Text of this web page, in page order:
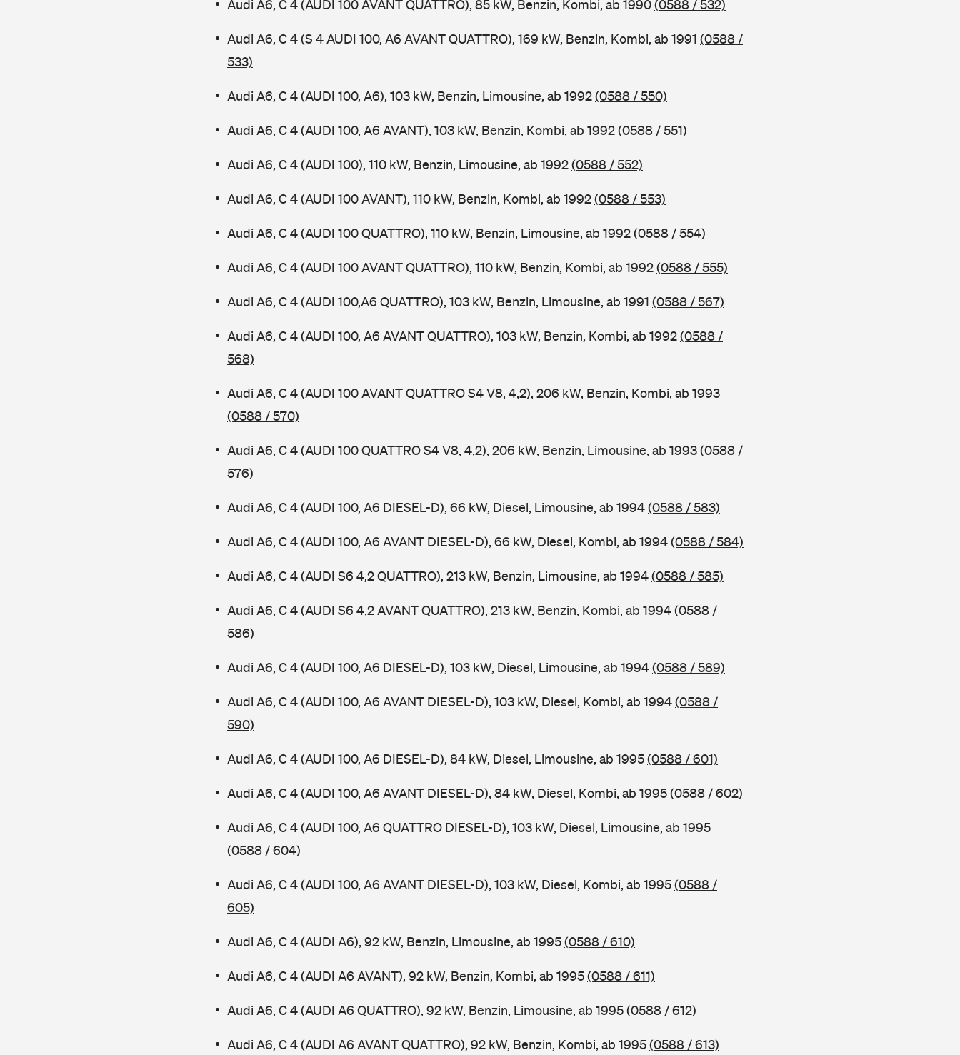
Audi A6, C 4 (AUDI 100 AVANT QUATTRO), 85 kW, Benzin, Kombi, ab 1990(0588 / 532)
Audi A6, C 4 (S 4 AUDI 100, A6 AVANT QUATTRO), 169 kW, Benzin, Kombi, ab 1991 (0588 /
533)
Audi A6, C 4 (AUDI 100, A6), 103 kW, Benzin, Limousine, ab 1992(0588 / 550)
Audi A6, C 4 (AUDI 100, A6 AVANT), 103 kW, Benzin, Kombi, ab 1992(0588 / 551)
Audi A6, C 4 (AUDI 100), 110 kW, Benzin, Limousine, ab 1992(0588 / 552)
Audi A6, C 4 (AUDI 100 AVANT), 110 kW, Benzin, Kombi, ab 1992(0588 / 553)
Audi A6, C 4 (AUDI 100 QUATTRO), 110 kW, Benzin, Limousine, ab 1992(0588 / 554)
Audi A6, C 4 (AUDI 100 AVANT QUATTRO), 110 kW, Benzin, Kombi, ab 1992(0588 / 555)
Audi A6, C 4 (AUDI 100,A6 QUATTRO), 103 kW, Benzin, Limousine, ab 1991 (0588 / 567)
Audi A6, C 4 (AUDI 100, A6 AVANT QUATTRO), 103 kW, Benzin, Kombi, ab 1992(0588 /
568)
Audi A6, C 4 (AUDI 100 AVANT QUATTRO S4 V8, 4,2), 206 kW, Benzin, Kombi, ab 1993
(0588 / 570)
Audi A6, C 4 (AUDI 100 QUATTRO S4 V8, 4,2), 206 kW, Benzin, Limousine, ab 1993(0588 /
576)
Audi A6, C 4 (AUDI 100, A6 DIESEL-D), 66 kW, Diesel, Limousine, ab 1994(0588 / 583)
Audi A6, C 4 (AUDI 100, A6 AVANT DIESEL-D), 66 kW, Diesel, Kombi, ab 1994(0588 / 584)
Audi A6, C 4 (AUDI S6 4,2 QUATTRO), 213 kW, Benzin, Limousine, ab 1994(0588 / 585)
Audi A6, C 4 (AUDI S6 4,2 AVANT QUATTRO), 213 kW, Benzin, Kombi, ab 1994(0588 /
586)
Audi A6, C 4 (AUDI 100, A6 DIESEL-D), 103 kW, Diesel, Limousine, ab 1994(0588 / 589)
Audi A6, C 4 (AUDI 100, A6 AVANT DIESEL-D), 103 kW, Diesel, Kombi, ab 1994(0588 /
590)
Audi A6, C 4 (AUDI 100, A6 DIESEL-D), 84 kW, Diesel, Limousine, ab 1995(0588 / 601)
Audi A6, C 4 (AUDI 100, A6 AVANT DIESEL-D), 84 kW, Diesel, Kombi, ab 1995(0588 / 602)
Audi A6, C 4 (AUDI 100, A6 QUATTRO DIESEL-D), 103 kW, Diesel, Limousine, ab 1995
(0588 / 604)
Audi A6, C 4 (AUDI 100, A6 AVANT DIESEL-D), 103 kW, Diesel, Kombi, ab 1995(0588 /
605)
Audi A6, C 4 (AUDI A6), 92 kW, Benzin, Limousine, ab 1995(0588 / 610)
Audi A6, C 4 (AUDI A6 AVANT), 92 kW, Benzin, Kombi, ab 1995(0588 / 611)
Audi A6, C 4 (AUDI A6 QUATTRO), 92 kW, Benzin, Limousine, ab 1995(0588 / 612)
Audi A6, C 4 (AUDI A6 AVANT QUATTRO), 92 kW, Benzin, Kombi, ab 1995(0588 / 613)